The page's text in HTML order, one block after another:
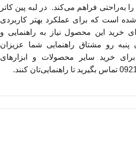
را به‌راحتی فراهم می‌کند. در لبه پین کاتر
شده است که برای عملکرد بهتر کاربردی
خرید این محصول نیاز به راهنمایی و
پنبه رو مشتاق راهنمایی شما عزیزان
خرید سایر محصولات و ابزارهای